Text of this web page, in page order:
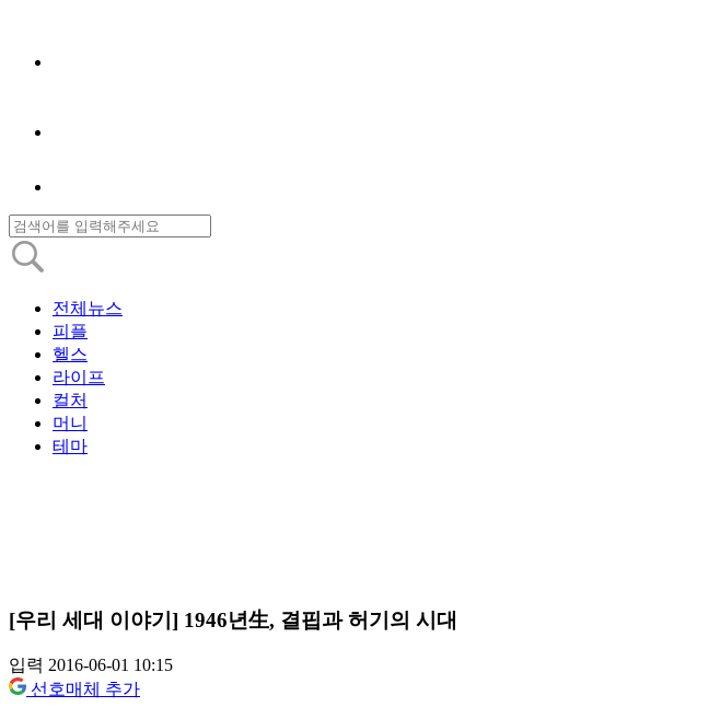
전체뉴스
피플
헬스
라이프
컬처
머니
테마
[우리 세대 이야기] 1946년生, 결핍과 허기의 시대
입력 2016-06-01 10:15
선호매체 추가